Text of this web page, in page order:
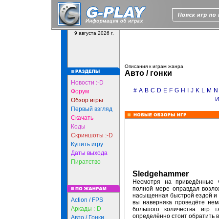
9 августа 2026 г.
Новости :-D
Форум
Обзор игры
Первый взгляд
Скачать
Коды
Скриншоты :-D
Купить игру
Даты выхода
Пиратство
Action / FPS
Аркады :-D
Авто / Гонки
Описания к играм жанра
Авто / гонки
# A B C D E F G H J K L M N
Sledgehammer
Несмотря на приведённые
полной мере оправдал
насыщенная быстрой ездой и
вы наверняка проведёте
большого количества игр
определённо стоит обратить